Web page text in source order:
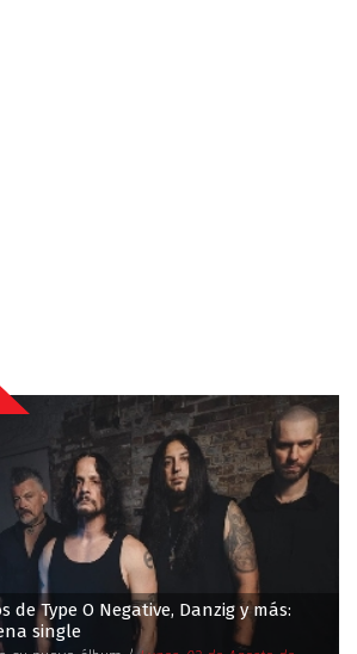
de Type O Negative, Danzig y más:
single